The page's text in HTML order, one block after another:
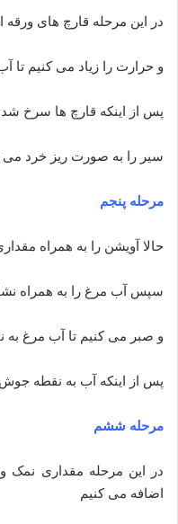
در این مرحله قارچ های ورقه
و حرارت را زیاد می کنیم
پس از اینکه قارچ ها سرخ
سیر را به صورت ریز خرد می
مرحله پنجم
حالا آویشن را به همراه
سپس آب مرغ را به همراه
و صبر می کنیم تا آب مرغ
پس از اینکه آب به نقطه
مرحله ششم
در این مرحله مقداری نمک و
اضافه می کنیم